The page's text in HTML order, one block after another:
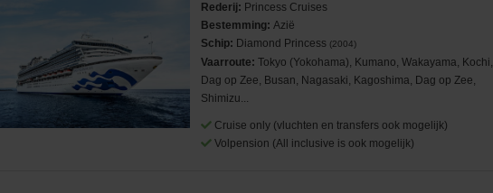
Rederij: Princess Cruises
Bestemming:Azië
Schip: Diamond Princess (2004)
Vaarroute:Tokyo (Yokohama), Kumano, Wakayama, Kochi,
Dag op Zee, Busan, Nagasaki, Kagoshima, Dag op Zee,
Shimizu...
Cruise only (vluchten en transfers ook mogelijk)
Volpension (All inclusive is ook mogelijk)